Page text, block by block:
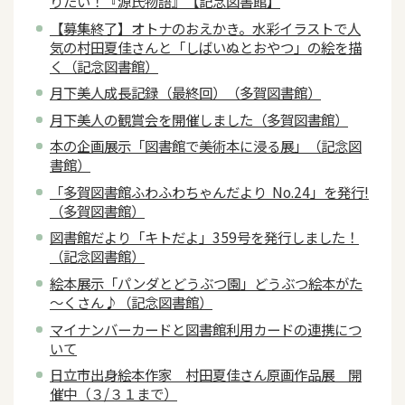
【募集終了】オトナのおえかき。水彩イラストで人
気の村田夏佳さんと「しばいぬとおやつ」の絵を描
く（記念図書館）
月下美人成長記録（最終回）（多賀図書館）
月下美人の観賞会を開催しました（多賀図書館）
本の企画展示「図書館で美術本に浸る展」（記念図
書館）
「多賀図書館ふわふわちゃんだより No.24」を発行!
（多賀図書館）
図書館だより「キトだよ」359号を発行しました！
（記念図書館）
絵本展示「パンダとどうぶつ園」どうぶつ絵本がた
～くさん♪（記念図書館）
マイナンバーカードと図書館利用カードの連携につ
いて
日立市出身絵本作家 村田夏佳さん原画作品展 開
催中（３/３１まで）